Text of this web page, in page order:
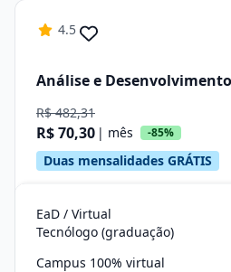
4.5
Análise e
R$ 482,31
R$ 70,30 | mês -85%
Duas mensalidades GRÁTIS
EaD / Virtual
Tecnólogo (graduação)
Campus 100% virtual